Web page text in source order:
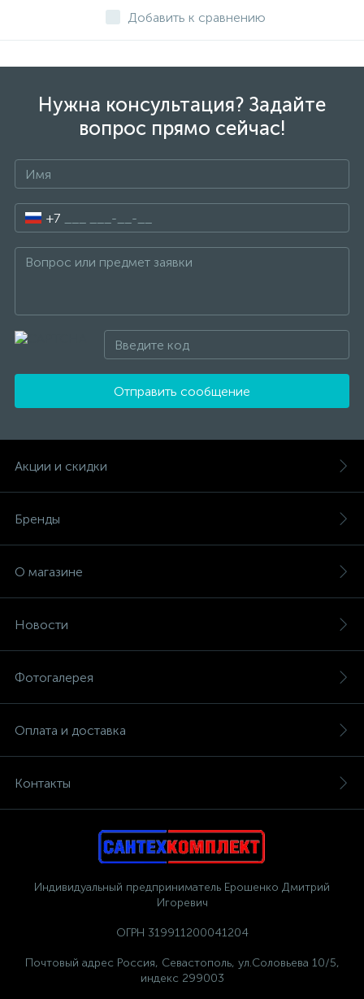
Добавить к сравнению
Нужна консультация? Задайте
вопрос прямо сейчас!
+7
Отправить сообщение
Акции и скидки
Бренды
О магазине
Новости
Фотогалерея
Оплата и доставка
Контакты
Индивидуальный предприниматель Ерошенко Дмитрий
Игоревич
ОГРН 319911200041204
Почтовый адрес Россия, Севастополь, ул.Соловьева 10/5,
индекс 299003